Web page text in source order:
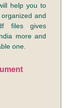
help you to
and
files gives
more and
one.